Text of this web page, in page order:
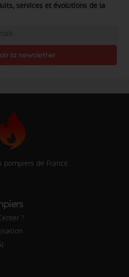
services et évolutions de la
la newsletter
pompiers de France.
?